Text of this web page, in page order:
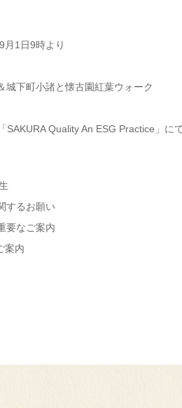
月1日9時より
城下町小諸と懐古園紅葉ウォーク
SAKURA Quality An ESG Practice」に
するお願い
要なご案内
案内